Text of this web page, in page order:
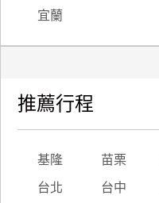
宜蘭
推薦行程
基隆 苗栗
台北 台中